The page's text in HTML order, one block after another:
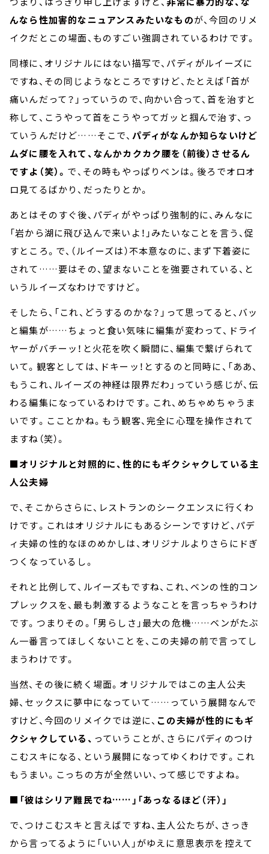
んなら性加害的なニュアンスみたいなものが、今回のリメ
イクだとこの場面、ものすごい強調されているわけです。
同様に、オリジナルにはない描写で、パディがルイーズに
ですね、その同じようなところですけど、たとえば「首が
痛いんだって？」っていうので、向かい合って、首を治すと
称して、こうやって首をこうやってガッと掴んで治す、っ
ていうんだけど……そこで、 パディがなんか知らないけど
ムダに腰を入れて、なんかカクカク腰を（前後）させるん
ですよ（笑）。 で、その時もやっぱりベンは。後ろでオロオ
ロ見てるばかり、だったりとか。
あとはそのすぐ後、パディがやっぱり強制的に、みんなに
「岩から湖に飛び込んで来いよ！」みたいなことを言う、促
すところ。で、（ルイーズは）不本意なのに、まず下着姿に
されて……要はその、望まないことを強要されている、と
いうルイーズなわけですけど。
そしたら、「これ、どうするのかな？」って思ってると、バッ
と編集が……ちょっと食い気味に編集が変わって、ドライ
ヤーがバチーッ！と火花を吹く瞬間に、編集で繋げられて
いて。観客としては、ドキーッ！とするのと同時に、「ああ、
もうこれ、ルイーズの神経は限界だわ」っていう感じが、伝
わる編集になっているわけです。これ、めちゃめちゃうま
いです。こことかね。もう観客、完全に心理を操作されて
ますね（笑）。
■オリジナルと対照的に、性的にもギクシャクしている主
人公夫婦
で、そこからさらに、レストランのシークエンスに行くわ
けです。これはオリジナルにもあるシーンですけど、パデ
ィ夫婦の性的なほのめかしは、オリジナルよりさらにドぎ
つくなっているし。
それと比例して、ルイーズもですね、これ、ベンの性的コン
プレックスを、最も刺激するようなことを言っちゃうわけ
です。つまりその。「男らしさ」最大の危機……ベンがたぶ
ん一番言ってほしくないことを、この夫婦の前で言ってし
まうわけです。
当然、その後に続く場面。オリジナルではこの主人公夫
婦、セックスに夢中になっていて……っていう展開なんで
すけど、今回のリメイクでは逆に、 この夫婦が性的にもギ
クシャクしている、 っていうことが、さらにパディのつけ
こむスキになる、という展開になってゆくわけです。これ
もうまい。こっちの方が全然いい、って感じですよね。
■「彼はシリア難民でね……」「あっなるほど（汗）」
で、つけこむスキと言えばですね、主人公たちが、さっき
から言ってるように「いい人」がゆえに意思表示を控えて